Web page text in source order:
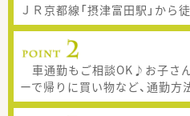
ＪＲ京都線「摂津富田駅」から
車通勤もご相談OK♪お子さ
ーで帰りに買い物など、通勤方